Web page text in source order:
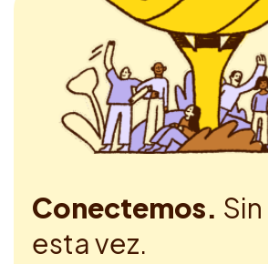
Conectemos.
esta vez.